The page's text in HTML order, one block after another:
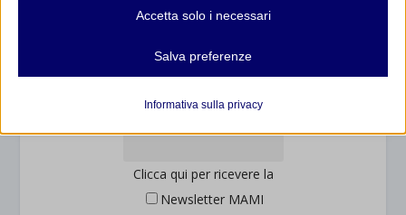
Cognome:
Indirizzo email:
Clicca qui per ricevere la
Newsletter MAMI
e servizi non richiedono il consenso dell'utente secondo il GDPR.
Analitici
interagiscono con il nostro sito web.
Accetta solo i necessari
Salva preferenze
Informativa sulla privacy